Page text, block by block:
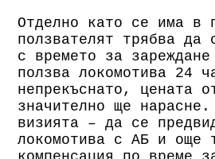
Отделно като се има в
ползвателят трябва да
с времето за
ползва локомотива 24
непрекъснато, цената
значително ще нарасне.
визията – да се
локомотива с АБ и още